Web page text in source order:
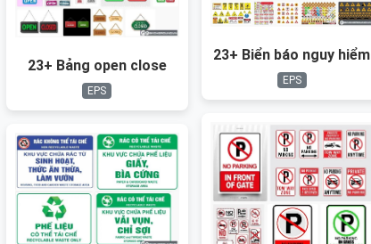
23+ Bảng open close
EPS
23+ Biển báo nguy hiểm
EPS